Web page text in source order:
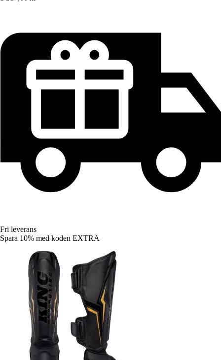
Fri leverans
Spara 10% med koden EXTRA